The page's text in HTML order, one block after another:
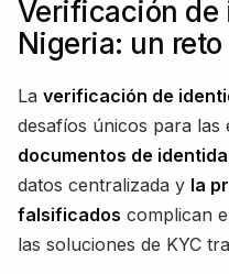
Verificación de
Nigeria: un
La verificación de
desafíos únicos para las
documentos de
datos centralizada y la
falsificados complican
las soluciones de KYC